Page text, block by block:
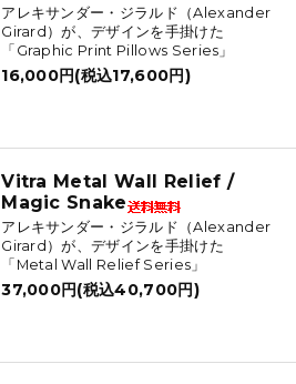
アレキサンダー・ジラルド（Alexander
Girard）が、デザインを手掛けた
「Graphic Print Pillows Series」
16,000円(税込17,600円)
Vitra Metal Wall Relief /
Magic Snake
アレキサンダー・ジラルド（Alexander
Girard）が、デザインを手掛けた
「Metal Wall Relief Series」
37,000円(税込40,700円)